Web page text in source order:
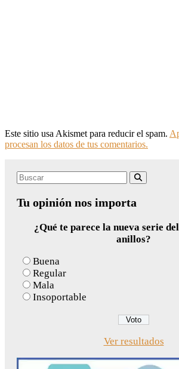
Este sitio usa Akismet para reducir el spam.
procesan los datos de tus comentarios.
Search
Tu opinión nos importa
¿Qué te parece la nueva serie
anillos?
Buena
Regular
Mala
Insoportable
Ver resultados